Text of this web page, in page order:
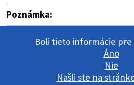
Poznámka:
Boli tieto informácie pre
Áno
Nie
Našli ste na